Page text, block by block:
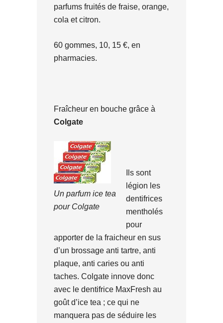
parfums fruités de fraise, orange,
cola et citron.
60 gommes, 10, 15 €, en
pharmacies.
Fraîcheur en bouche grâce à
Colgate
Un parfum ice tea
pour Colgate
Ils sont
légion les
dentifrices
mentholés
pour
apporter de la fraicheur en sus
d’un brossage anti tartre, anti
plaque, anti caries ou anti
taches. Colgate innove donc
avec le dentifrice MaxFresh au
goût d’ice tea ; ce qui ne
manquera pas de séduire les